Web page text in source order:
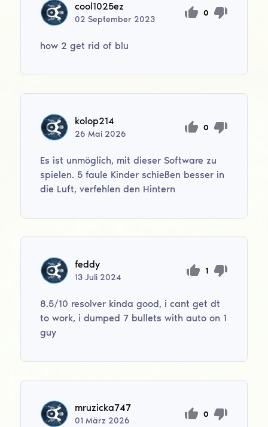
cool1025ez
02September 2023
0
how 2 get rid of blu
kolop214
26Mai 2026
0
Es ist unmöglich, mit dieser Software zu
spielen. 5 faule Kinder schießen besser in
die Luft, verfehlen den Hintern
feddy
13Juli 2024
1
8.5/10 resolver kinda good, i cant get dt
to work, i dumped 7 bullets with auto on 1
guy
mruzicka747
01März 2026
0